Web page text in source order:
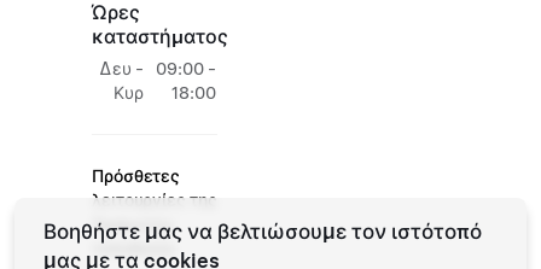
Ώρες
καταστήματος
Δευ -
Κυρ
09:00 -
18:00
Πρόσθετες
λειτουργίες της
Tesla στην
τοποθεσία
Βοηθήστε μας να βελτιώσουμε τον ιστότοπό
μας με τα cookies